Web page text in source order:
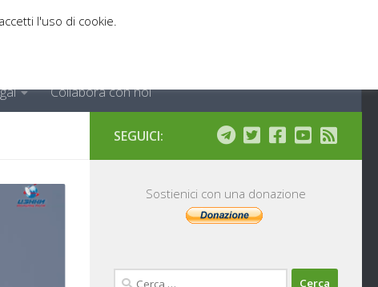
Collabora con noi
SEGUICI:
Sostienici con una donazione
Ricerca
l'uso di cookie.